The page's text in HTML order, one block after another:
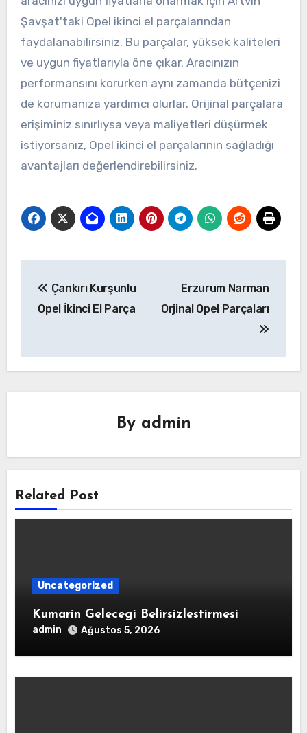
Şavşat'taki Opel ikinci el parçalarından
faydalanabilirsiniz. Bu parçalar, yüksek kaliteleri
ve uygun fiyatlarıyla öne çıkar. Aracınızın
performansını korurken aynı zamanda bütçenizi
de korumanıza yardımcı olurlar. Orijinal parçalara
erişiminiz sınırlıysa veya maliyetleri düşürmek
istiyorsanız, Opel ikinci el parçalarının sağladığı
avantajları değerlendirebilirsiniz.
gezinmesi
Çankırı Kurşunlu
Opel İkinci El Parça
Erzurum Narman
Orjinal Opel Parçaları
By admin
Related Post
Uncategorized
Kumarin Gelecegi Belirsizlestirmesi
admin Ağustos 5, 2026